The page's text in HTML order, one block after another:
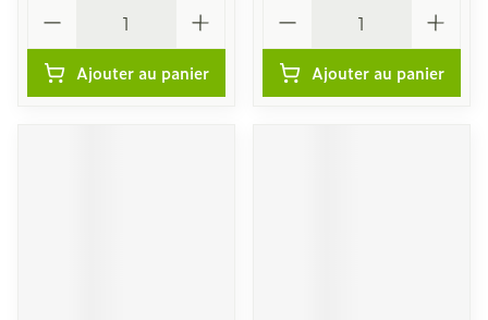
Ajouter au panier Ajouter au panier